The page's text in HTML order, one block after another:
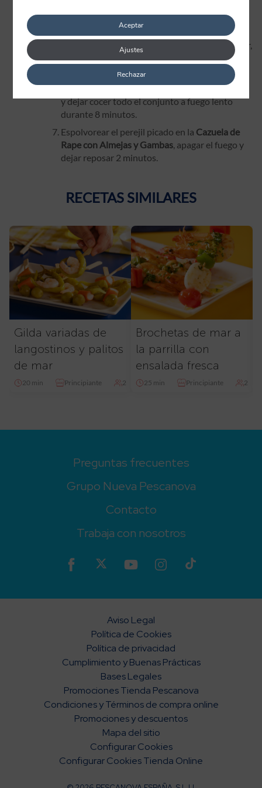
vueltas para que se haga uniformemente.
Cuando esté con un tono dorado echar las
almejas, las gambas peladas y el laurel. Remover,
añadir el vino y acomodar el rape.
Mover la cazuela en forma de vaivén y agregar
losguisantessin descongelar. Seguir moviendo
y dejar cocer todo el conjunto a fuego lento
durante 8 minutos.
Espolvorear el perejil picado en la Cazuela de
Rape con Almejas y Gambas, apagar el fuego y
dejar reposar 2 minutos.
RECETAS SIMILARES
Gilda variadas de
langostinos y palitos
de mar
20 min Principiante 2
Brochetas de mar a
la parrilla con
ensalada fresca
25 min Principiante 2
Preguntas frecuentes
Grupo Nueva Pescanova
Contacto
Trabaja con nosotros
Aviso Legal
Política de Cookies
Política de privacidad
Cumplimiento y Buenas Prácticas
Bases Legales
Promociones Tienda Pescanova
Condiciones y Términos de compra online
Promociones y descuentos
Mapa del sitio
Configurar Cookies
Configurar Cookies Tienda Online
Aceptar
Rechazar
Ajustes